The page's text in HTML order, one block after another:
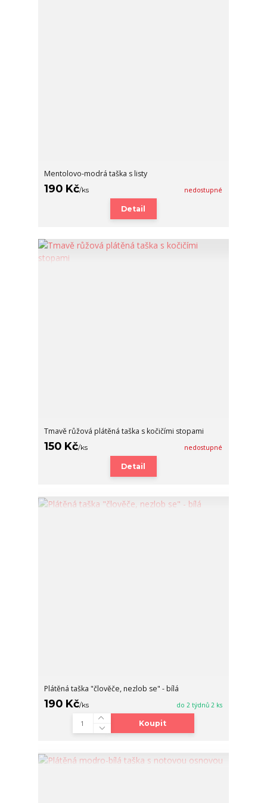
Mentolovo-modrá taška s listy
190 Kč/ks nedostupné
Detail
Tmavě růžová plátěná taška s kočičími stopami
150 Kč/ks nedostupné
Detail
Plátěná taška "člověče, nezlob se" - bílá
190 Kč/ks do 2 týdnů 2 ks
Koupit